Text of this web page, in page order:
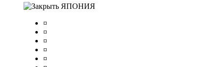
ЯПОНИЯ
¤
¤
¤
¤
¤